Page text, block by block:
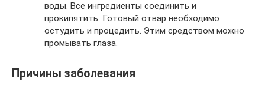
воды. Все ингредиенты соединить и
прокипятить. Готовый отвар необходимо
остудить и процедить. Этим средством можно
промывать глаза.
Причины заболевания